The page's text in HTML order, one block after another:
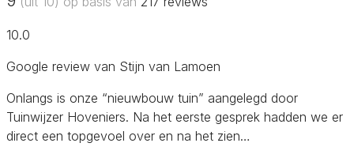
10.0
Google review van Stijn van Lamoen
Onlangs is onze “nieuwbouw tuin” aangelegd door
Tuinwijzer Hoveniers. Na het eerste gesprek hadden we er
direct een topgevoel over en na het zien…